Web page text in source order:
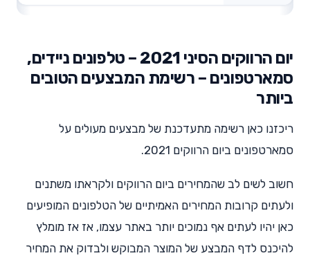
יום הרווקים הסיני 2021 – טלפונים ניידים,
סמארטפונים – רשימת המבצעים הטובים
ביותר
ריכזנו כאן רשימה מתעדכנת של מבצעים מעולים על
סמארטפונים ביום הרווקים 2021.
חשוב לשים לב שהמחירים ביום הרווקים ולקראתו משתנים
ולעתים קרובות המחירים האמיתיים של הטלפונים המופיעים
כאן יהיו לעתים אף נמוכים יותר באתר עצמו, אז אז מומלץ
להיכנס לדף המבצע של המוצר המבוקש ולבדוק את המחיר